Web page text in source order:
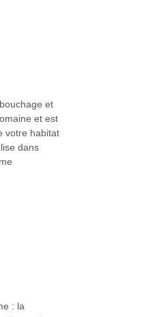
et
et est
votre habitat
dans
: la